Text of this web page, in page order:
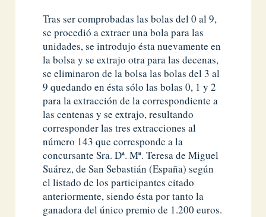
Tras ser comprobadas las bolas del 0 al 9,
se procedió a extraer una bola para las
unidades, se introdujo ésta nuevamente en
la bolsa y se extrajo otra para las decenas,
se eliminaron de la bolsa las bolas del 3 al
9 quedando en ésta sólo las bolas 0, 1 y 2
para la extracción de la correspondiente a
las centenas y se extrajo, resultando
corresponder las tres extracciones al
número 143 que corresponde a la
concursante Sra. Dª. Mª. Teresa de Miguel
Suárez, de San Sebastián (España) según
el listado de los participantes citado
anteriormente, siendo ésta por tanto la
ganadora del único premio de 1.200 euros.